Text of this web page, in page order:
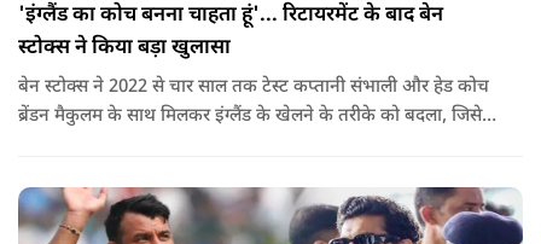
'इंग्लैंड का कोच बनना चाहता हूं'... रिटायरमेंट के बाद बेन
स्टोक्स ने किया बड़ा खुलासा
बेन स्टोक्स ने 2022 से चार साल तक टेस्ट कप्तानी संभाली और हेड कोच
ब्रेंडन मैकुलम के साथ मिलकर इंग्लैंड के खेलने के तरीके को बदला, जिसे